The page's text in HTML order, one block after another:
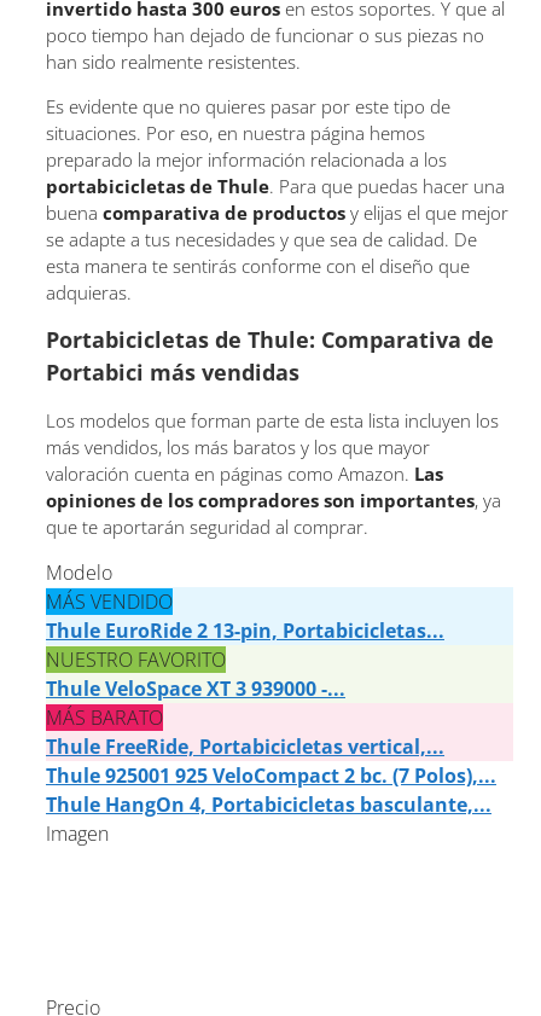
invertido hasta 300 eurosen estos soportes. Y que al
poco tiempo han dejado de funcionar o sus piezas no
han sido realmente resistentes.
Es evidente que no quieres pasar por este tipo de
situaciones. Por eso, en nuestra página hemos
preparado la mejor información relacionada a los
portabicicletas de Thule. Para que puedas hacer una
buena comparativa de productosy elijas el que mejor
se adapte a tus necesidades y que sea de calidad. De
esta manera te sentirás conforme con el diseño que
adquieras.
Portabicicletas de Thule: Comparativa de
Portabici más vendidas
Los modelos que forman parte de esta lista incluyen los
más vendidos, los más baratos y los que mayor
valoración cuenta en páginas como Amazon. Las
opiniones de los compradores son importantes, ya
que te aportarán seguridad al comprar.
Modelo
MÁS VENDIDO
Thule EuroRide 2 13-pin, Portabicicletas...
NUESTRO FAVORITO
Thule VeloSpace XT 3 939000 -...
MÁS BARATO
Thule FreeRide, Portabicicletas vertical,...
Thule 925001 925 VeloCompact 2 bc. (7 Polos),...
Thule HangOn 4, Portabicicletas basculante,...
Imagen
Precio